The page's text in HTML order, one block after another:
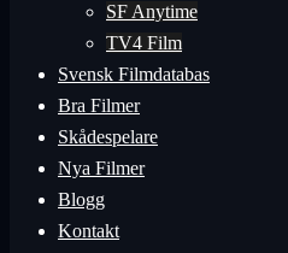
SF Anytime
TV4 Film
Svensk Filmdatabas
Bra Filmer
Skådespelare
Nya Filmer
Blogg
Kontakt